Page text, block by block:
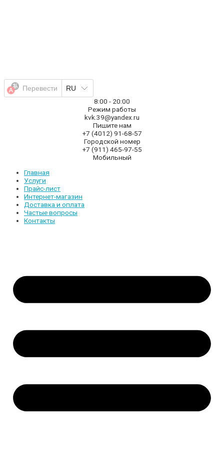
Перевести
RU
8:00 - 20:00
Режим работы
kvk.39@yandex.ru
Пишите нам
+7 (4012) 91-68-57
Городской номер
+7 (911) 465-97-55
Мобильный
Главная
Услуги
Прайс-лист
Интернет-магазин
Доставка и оплата
Частые вопросы
Контакты